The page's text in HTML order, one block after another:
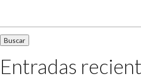
Entradas